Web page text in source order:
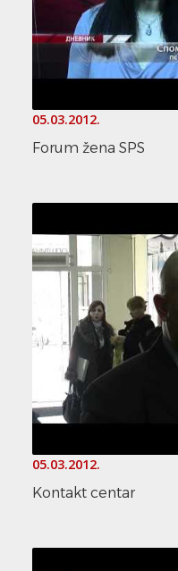
05.03.2012.
Forum žena SPS
05.03.2012.
Kontakt centar